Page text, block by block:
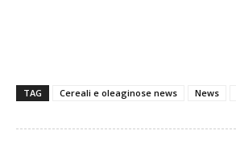
TAG Cereali e oleaginose news News